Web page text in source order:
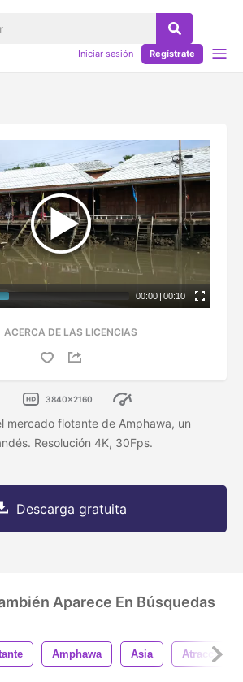
Iniciar sesión Regístrate
00:00 | 00:10
ACERCA DE LAS LICENCIAS
3840x2160
mercado flotante de Amphawa, un
Resolución 4K, 30Fps.
Descarga gratuita
Aparece En Búsquedas
Amphawa Asia Atracción